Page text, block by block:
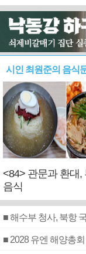
시인 최원준의 음식
<84> 관문과 환대,
음식
■ 해수부 청사, 북항
■ 2028 유엔 해양총